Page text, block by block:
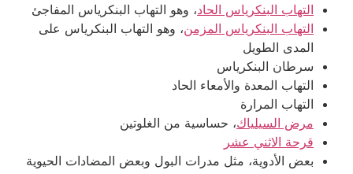
التهاب البنكرياس الحاد، وهو التهاب البنكرياس المفاجئ
التهاب البنكرياس المزمن، وهو التهاب البنكرياس على
المدى الطويل
سرطان البنكرياس
التهاب المعدة والأمعاء الحاد
التهاب المرارة
مرض السيلياك، حساسية من الغلوتين
قرحة الاثني عشر
بعض الأدوية، مثل مدرات البول وبعض المضادات الحيوية